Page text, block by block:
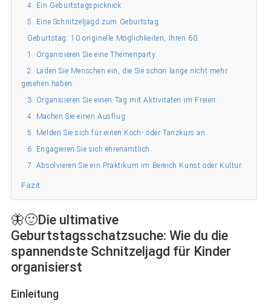
4. Ein Geburtstagspicknick
5. Eine Schnitzeljagd zum Geburtstag
Geburtstag: 10 originelle Möglichkeiten, Ihren 60.
1. Organisieren Sie eine Themenparty
2. Laden Sie Menschen ein, die Sie schon lange nicht mehr
gesehen haben.
3. Organisieren Sie einen Tag mit Aktivitäten im Freien.
4. Machen Sie einen Ausflug
5. Melden Sie sich für einen Koch- oder Tanzkurs an.
6. Engagieren Sie sich ehrenamtlich.
7. Absolvieren Sie ein Praktikum im Bereich Kunst oder Kultur.
Fazit
🦋🙂Die ultimative
Geburtstagsschatzsuche: Wie du die
spannendste Schnitzeljagd für Kinder
organisierst
Einleitung